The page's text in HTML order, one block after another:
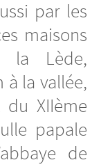
par les
maisons
la Lède,
la vallée,
XIIème
papale
de